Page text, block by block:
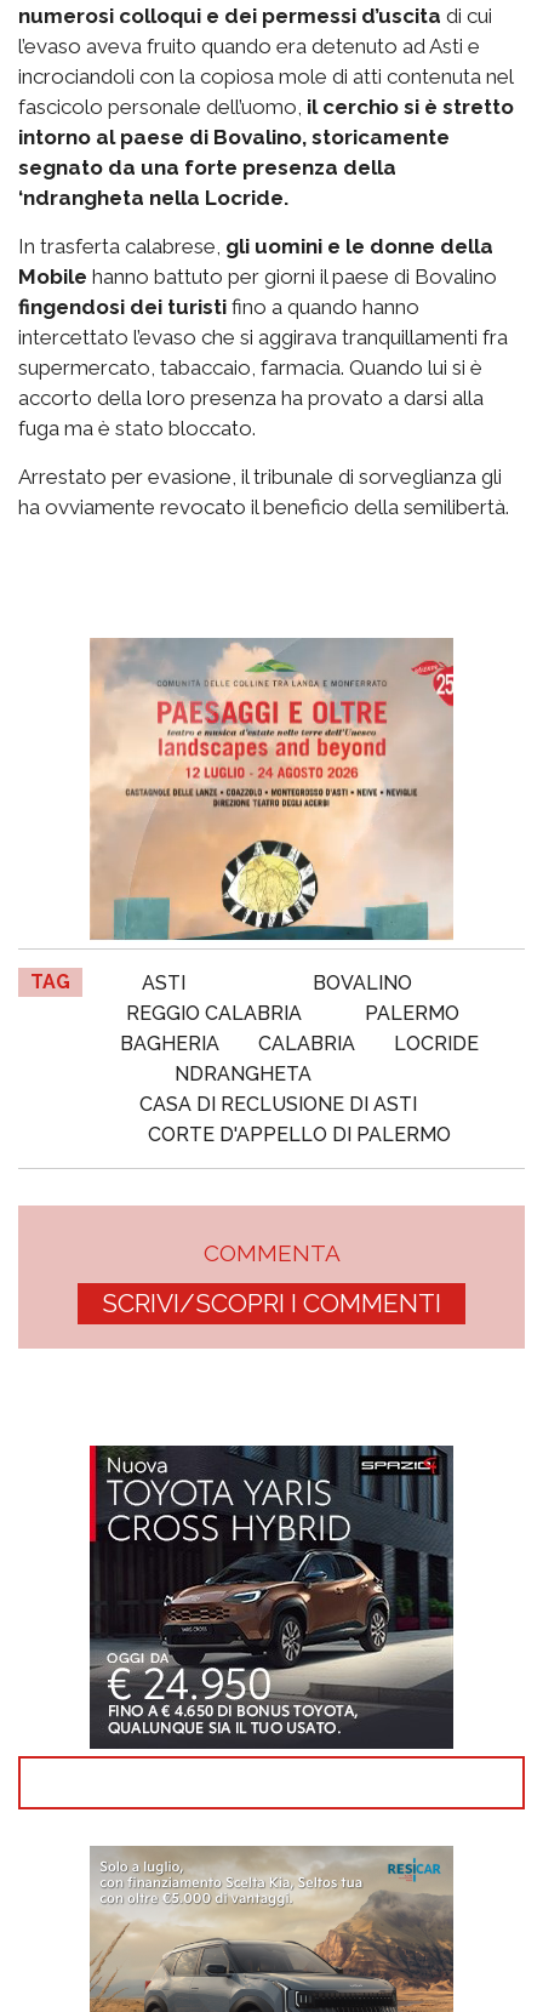
numerosi colloqui e dei permessi d’uscita di cui
l’evaso aveva fruito quando era detenuto ad Asti e
incrociandoli con la copiosa mole di atti contenuta nel
fascicolo personale dell’uomo, il cerchio si è stretto
intorno al paese di Bovalino, storicamente
segnato da una forte presenza della
‘ndrangheta nella Locride.
In trasferta calabrese, gli uomini e le donne della
Mobile hanno battuto per giorni il paese di Bovalino
fingendosi dei turisti fino a quando hanno
intercettato l’evaso che si aggirava tranquillamenti fra
supermercato, tabaccaio, farmacia. Quando lui si è
accorto della loro presenza ha provato a darsi alla
fuga ma è stato bloccato.
Arrestato per evasione, il tribunale di sorveglianza gli
ha ovviamente revocato il beneficio della semilibertà.
TAG ASTI
BOVALINO
REGGIO CALABRIA
PALERMO
BAGHERIA
CALABRIA
LOCRIDE
NDRANGHETA
CASA DI RECLUSIONE DI ASTI
CORTE D'APPELLO DI PALERMO
COMMENTA
SCRIVI/SCOPRI I COMMENTI